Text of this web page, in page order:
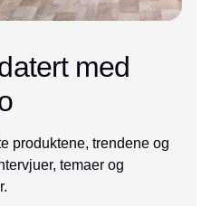
med
produktene, trendene og
temaer og